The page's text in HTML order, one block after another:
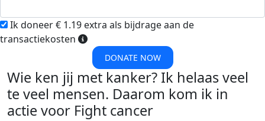
Ik doneer € 1.19 extra als bijdrage aan de
transactiekosten
DONATE NOW
Wie ken jij met kanker? Ik helaas veel
te veel mensen. Daarom kom ik in
actie voor Fight cancer